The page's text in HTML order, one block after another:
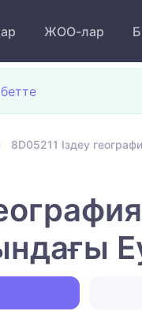
ЖОО-лар
8D05211 Іздеу